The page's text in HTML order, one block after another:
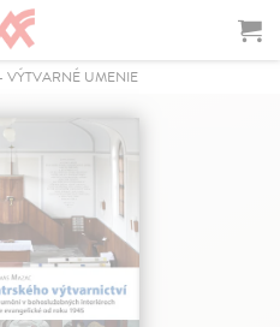
VÝTVARNÉ UMENIE